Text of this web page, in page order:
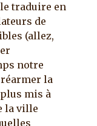
traduire en
de
(allez,
notre
la
mis à
la ville